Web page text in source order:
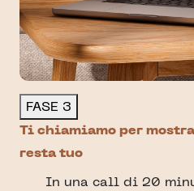
FASE 3
Ti chiamiamo per
resta tuo
In una call di 20